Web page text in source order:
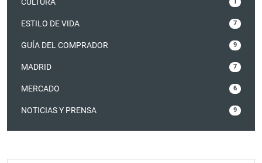
1
ESTILO DE VIDA 7
GUÍA DEL COMPRADOR 9
MADRID 7
MERCADO 6
NOTICIAS Y PRENSA 9